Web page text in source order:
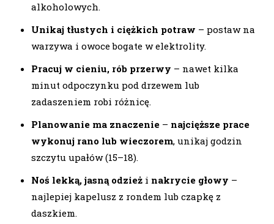
alkoholowych.
Unikaj tłustych i ciężkich potraw – postaw na
warzywa i owoce bogate w elektrolity.
Pracuj w cieniu, rób przerwy – nawet kilka
minut odpoczynku pod drzewem lub
zadaszeniem robi różnicę.
Planowanie ma znaczenie – najcięższe prace
wykonuj rano lub wieczorem, unikaj godzin
szczytu upałów (15–18).
Noś lekką, jasną odzież i nakrycie głowy –
najlepiej kapelusz z rondem lub czapkę z
daszkiem.